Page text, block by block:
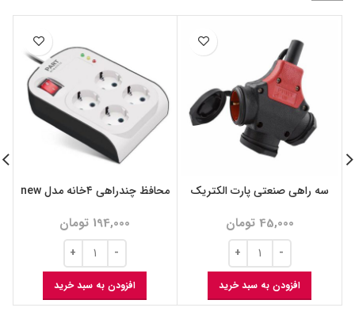
سه راهی صنعتی پارت الکتریک
45,000 تومان
افزودن به سبد خرید
محافظ چندراهی ۴خانه مدل new
194,000 تومان
افزودن به سبد خرید